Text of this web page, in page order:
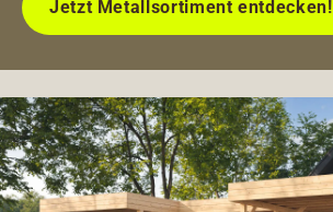
Jetzt Metallsortiment entdecken!